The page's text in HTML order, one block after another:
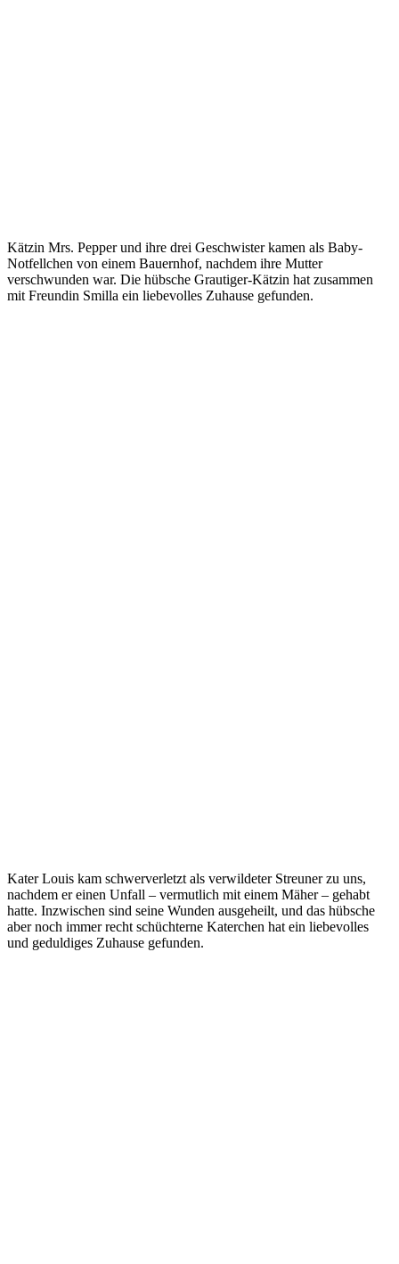
Kätzin Mrs. Pepper und ihre drei Geschwister kamen als Baby-
Notfellchen von einem Bauernhof, nachdem ihre Mutter
verschwunden war. Die hübsche Grautiger-Kätzin hat zusammen
mit Freundin Smilla ein liebevolles Zuhause gefunden.
Kater Louis kam schwerverletzt als verwildeter Streuner zu uns,
nachdem er einen Unfall – vermutlich mit einem Mäher – gehabt
hatte. Inzwischen sind seine Wunden ausgeheilt, und das hübsche
aber noch immer recht schüchterne Katerchen hat ein liebevolles
und geduldiges Zuhause gefunden.